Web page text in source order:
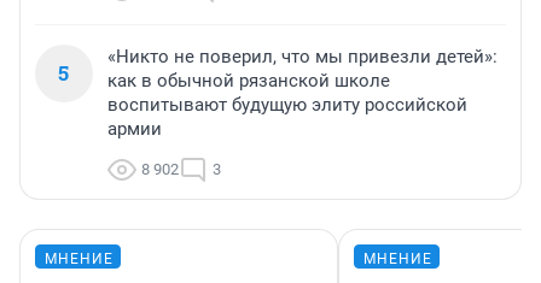
5
«Никто не поверил, что мы привезли детей»:
как в обычной рязанской школе
воспитывают будущую элиту российской
армии
8 902 3
МНЕНИЕ МНЕНИЕ